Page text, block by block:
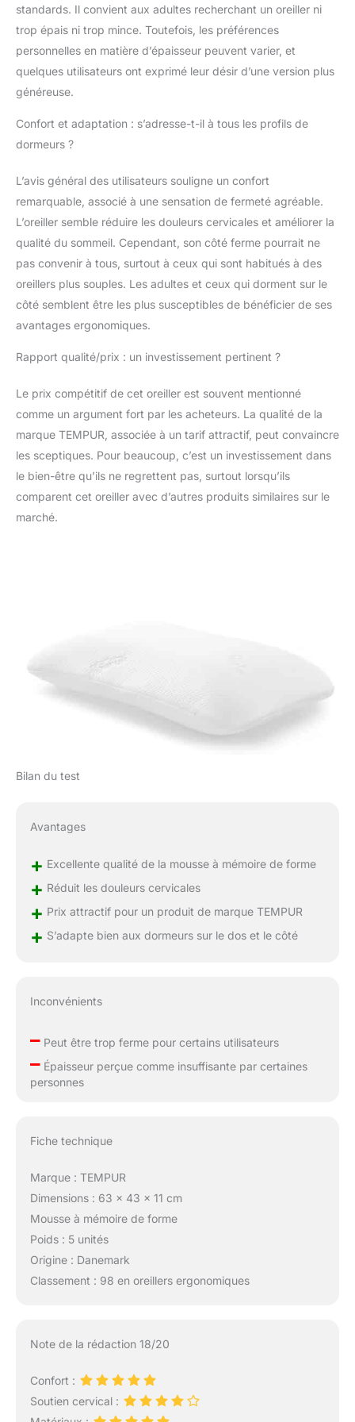
Garantie de 3 ans :
TEMPUR offre une
garantie de 3 ans pour
une qualité durable et
standards. Il convient aux adultes recherchant un oreiller ni
trop épais ni trop mince. Toutefois, les préférences
personnelles en matière d’épaisseur peuvent varier, et
quelques utilisateurs ont exprimé leur désir d’une version plus
généreuse.
Confort et adaptation : s’adresse-t-il à tous les profils de
dormeurs ?
L’avis général des utilisateurs souligne un confort
remarquable, associé à une sensation de fermeté agréable.
L’oreiller semble réduire les douleurs cervicales et améliorer la
qualité du sommeil. Cependant, son côté ferme pourrait ne
pas convenir à tous, surtout à ceux qui sont habitués à des
oreillers plus souples. Les adultes et ceux qui dorment sur le
côté semblent être les plus susceptibles de bénéficier de ses
avantages ergonomiques.
Rapport qualité/prix : un investissement pertinent ?
Le prix compétitif de cet oreiller est souvent mentionné
comme un argument fort par les acheteurs. La qualité de la
marque TEMPUR, associée à un tarif attractif, peut convaincre
les sceptiques. Pour beaucoup, c’est un investissement dans
le bien-être qu’ils ne regrettent pas, surtout lorsqu’ils
comparent cet oreiller avec d’autres produits similaires sur le
marché.
Bilan du test
Avantages
+ Excellente qualité de la mousse à mémoire de forme
+ Réduit les douleurs cervicales
+ Prix attractif pour un produit de marque TEMPUR
+ S’adapte bien aux dormeurs sur le dos et le côté
Inconvénients
–Peut être trop ferme pour certains utilisateurs
–Épaisseur perçue comme insuffisante par certaines
personnes
Fiche technique
Marque : TEMPUR
Dimensions : 63 x 43 x 11 cm
Mousse à mémoire de forme
Poids : 5 unités
Origine : Danemark
Classement : 98 en oreillers ergonomiques
Note de la rédaction 18/20
Confort :
Soutien cervical :